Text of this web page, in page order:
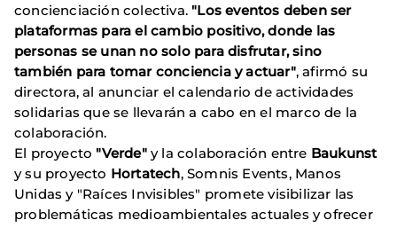
concienciación colectiva. "Los eventos deben ser
plataformas para el cambio positivo, donde las
personas se unan no solo para disfrutar, sino
también para tomar conciencia y actuar", afirmó su
directora, al anunciar el calendario de actividades
solidarias que se llevarán a cabo en el marco de la
colaboración.
El proyecto "Verde"y la colaboración entre Baukunst
y su proyecto Hortatech, Somnis Events, Manos
Unidas y "Raíces Invisibles" promete visibilizar las
problemáticas medioambientales actuales y ofrecer